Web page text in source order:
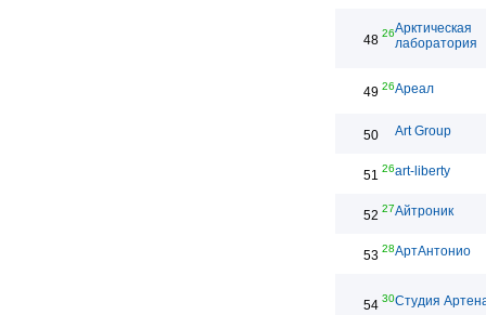
48 26Арктическая
лаборатория
49 26Ареал
50 Art Group
51 26art-liberty
52 27Айтроник
53 28АртАнтонио
54 30Студия